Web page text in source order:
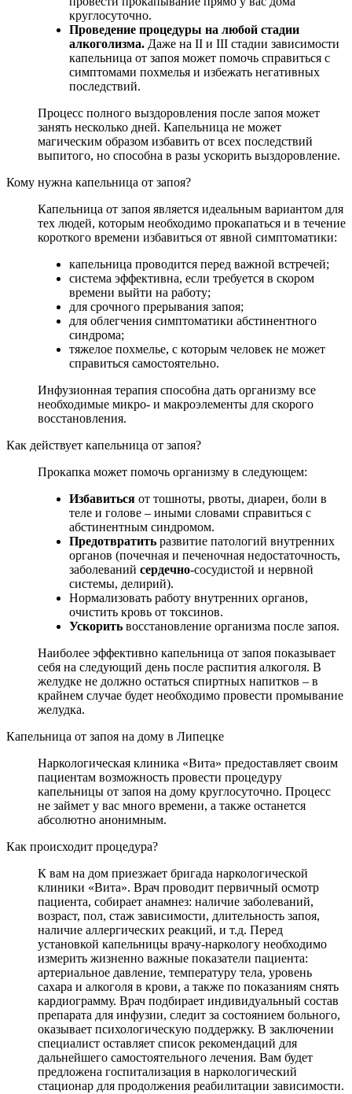
круглосуточно.
Проведение процедуры на любой стадии
алкоголизма. Даже на II и III стадии зависимости
капельница от запоя может помочь справиться с
симптомами похмелья и избежать негативных
последствий.
Процесс полного выздоровления после запоя может
занять несколько дней. Капельница не может
магическим образом избавить от всех последствий
выпитого, но способна в разы ускорить выздоровление.
Кому нужна капельница от запоя?
Капельница от запоя является идеальным вариантом для
тех людей, которым необходимо прокапаться и в течение
короткого времени избавиться от явной симптоматики:
капельница проводится перед важной встречей;
система эффективна, если требуется в скором
времени выйти на работу;
для срочного прерывания запоя;
для облегчения симптоматики абстинентного
синдрома;
тяжелое похмелье, с которым человек не может
справиться самостоятельно.
Инфузионная терапия способна дать организму все
необходимые микро- и макроэлементы для скорого
восстановления.
Как действует капельница от запоя?
Прокапка может помочь организму в следующем:
Избавиться от тошноты, рвоты, диареи, боли в
теле и голове – иными словами справиться с
абстинентным синдромом.
Предотвратить развитие патологий внутренних
органов (почечная и печеночная недостаточность,
заболеваний сердечно-сосудистой и нервной
системы, делирий).
Нормализовать работу внутренних органов,
очистить кровь от токсинов.
Ускорить восстановление организма после запоя.
Наиболее эффективно капельница от запоя показывает
себя на следующий день после распития алкоголя. В
желудке не должно остаться спиртных напитков – в
крайнем случае будет необходимо провести промывание
желудка.
Капельница от запоя на дому в Липецке
Наркологическая клиника «Вита» предоставляет своим
пациентам возможность провести процедуру
капельницы от запоя на дому круглосуточно. Процесс
не займет у вас много времени, а также останется
абсолютно анонимным.
Как происходит процедура?
К вам на дом приезжает бригада наркологической
клиники «Вита». Врач проводит первичный осмотр
пациента, собирает анамнез: наличие заболеваний,
возраст, пол, стаж зависимости, длительность запоя,
наличие аллергических реакций, и т.д. Перед
установкой капельницы врачу-наркологу необходимо
измерить жизненно важные показатели пациента:
артериальное давление, температуру тела, уровень
сахара и алкоголя в крови, а также по показаниям снять
кардиограмму. Врач подбирает индивидуальный состав
препарата для инфузии, следит за состоянием больного,
оказывает психологическую поддержку. В заключении
специалист оставляет список рекомендаций для
дальнейшего самостоятельного лечения. Вам будет
предложена госпитализация в наркологический
стационар для продолжения реабилитации зависимости.